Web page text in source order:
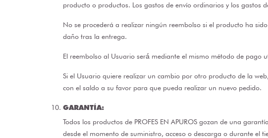
producto o productos. Los gastos de envío ordinarios y los gastos
No se procederá a realizar ningún reembolso si el producto ha
daño tras la entrega.
El reembolso al Usuario será́ mediante el mismo método de pago
Si el Usuario quiere realizar un cambio por otro producto de la
con el saldo a su favor para que pueda realizar un nuevo pedido.
GARANTÍA:
Todos los productos de PROFES EN APUROS gozan de una
desde el momento de suministro, acceso o descarga o durante el